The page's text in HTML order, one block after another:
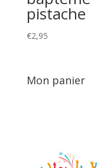
pistache
€2,95
Mon panier